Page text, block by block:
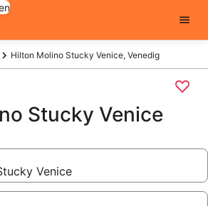
Hilton Molino Stucky Venice, Venedig
Stucky Venice
Venice